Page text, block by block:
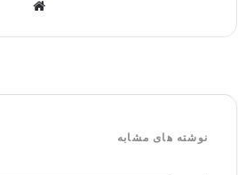
نوشته های مشابه